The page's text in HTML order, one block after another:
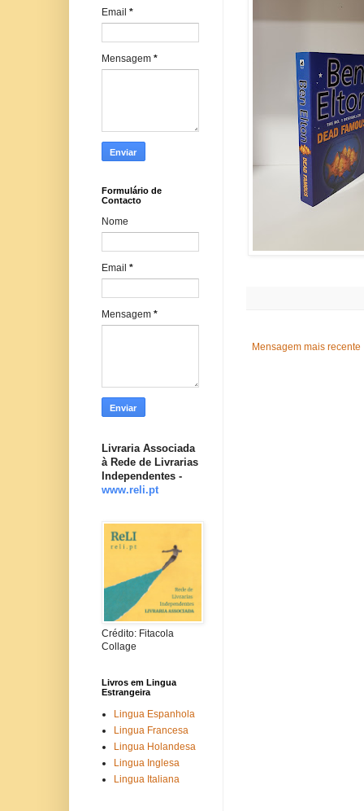
Mensagem mais recente
Email *
Mensagem *
Formulário de
Contacto
Nome
Email *
Mensagem *
Livraria Associada
à Rede de Livrarias
Independentes -
www.reli.pt
Crédito: Fitacola
Collage
Livros em Lingua
Estrangeira
Lingua Espanhola
Lingua Francesa
Lingua Holandesa
Lingua Inglesa
Lingua Italiana